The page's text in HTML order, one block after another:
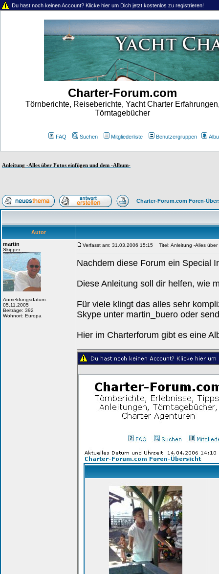
Du hast noch keinen Account? Klicke hier um Dich jetzt kostenlos zu registrieren!
Charter-Forum.com
Törnberichte, Reiseberichte, Yacht Charter
Törntagebücher
FAQ Suchen Mitgliederliste Benutzergruppen
Anleitung -Alles über Fotos einfügen und dem -Album-
Charter-Forum.com Foren-
Autor
martin
Skipper
Anmeldungsdatum:
05.11.2005
Beiträge: 392
Wohnort: Europa
Verfasst am: 31.03.2006 15:15 Titel: Anleitung -Alles
Nachdem diese Forum ein Special
Diese Anleitung soll dir helfen, wie
Für viele klingt das alles sehr
Skype unter martin_buero oder
Hier im Charterforum gibt es eine